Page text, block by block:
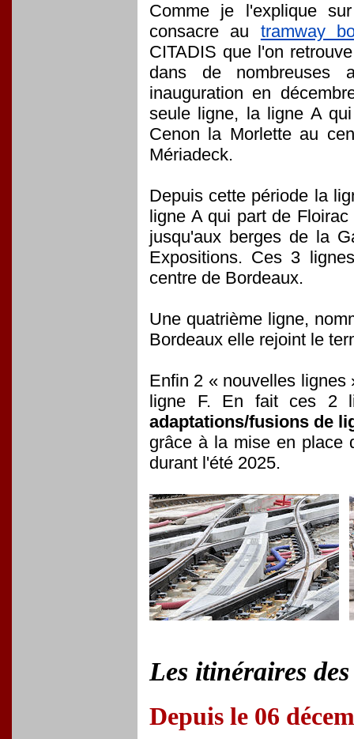
Comme je l'explique
consacre au tramway
CITADIS que l'on
dans de nombreuses
inauguration en
seule ligne, la ligne A
Cenon la Morlette au
Mériadeck.
Depuis cette période la
ligne A qui part de
jusqu'aux berges de la
Expositions. Ces 3
centre de Bordeaux.
Une quatrième ligne,
Bordeaux elle rejoint le
Enfin 2 « nouvelles lignes
ligne F. En fait ces 2
adaptations/fusions de
grâce à la mise en place
durant l'été 2025.
Les itinéraires
Depuis le 06